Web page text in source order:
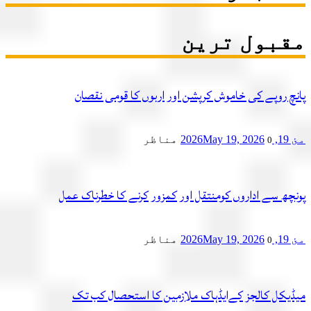
ترین
روپے کی خاموش کرپشن اور اربوں کا قومی نقصان
May 19, 2026 0 مناظر
سے اداروں کومنتقل اور کمزور کرنے کا خطرناک عمل
May 19, 2026 0 مناظر
کالجز کےایڈہاک ملازمین کا استحصال کب تک